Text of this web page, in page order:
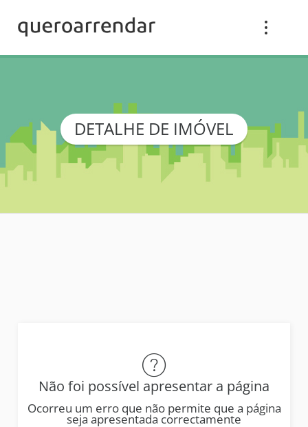
DETALHE DE IMÓVEL
Não foi possível apresentar a página
Ocorreu um erro que não permite que a página
seja apresentada correctamente